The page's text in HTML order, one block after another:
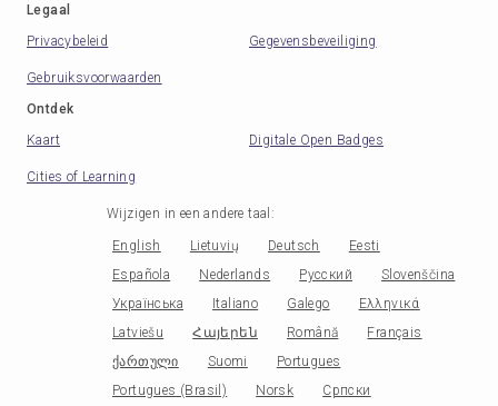
Legaal
Privacybeleid
Gegevensbeveiliging
Gebruiksvoorwaarden
Ontdek
Kaart
Digitale Open Badges
Cities of Learning
Wijzigen in een andere taal :
English Lietuvių Deutsch
Eesti
Española
Nederlands Русский
Slovenščina
Українська
Italiano Galego
Ελληνικά
Latviešu
Հայերեն Română
Français
ქართული
Suomi
Portugues
Portugues (Brasil)
Norsk
Српски